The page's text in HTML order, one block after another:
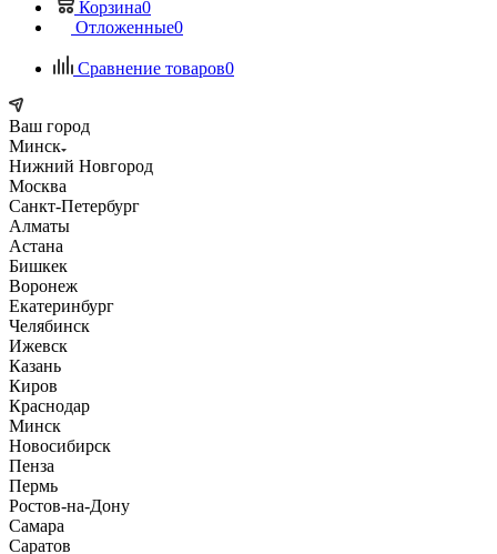
Корзина0
Отложенные0
Сравнение товаров0
Ваш город
Минск
Нижний Новгород
Москва
Санкт-Петербург
Алматы
Астана
Бишкек
Воронеж
Екатеринбург
Челябинск
Ижевск
Казань
Киров
Краснодар
Минск
Новосибирск
Пенза
Пермь
Ростов-на-Дону
Самара
Саратов